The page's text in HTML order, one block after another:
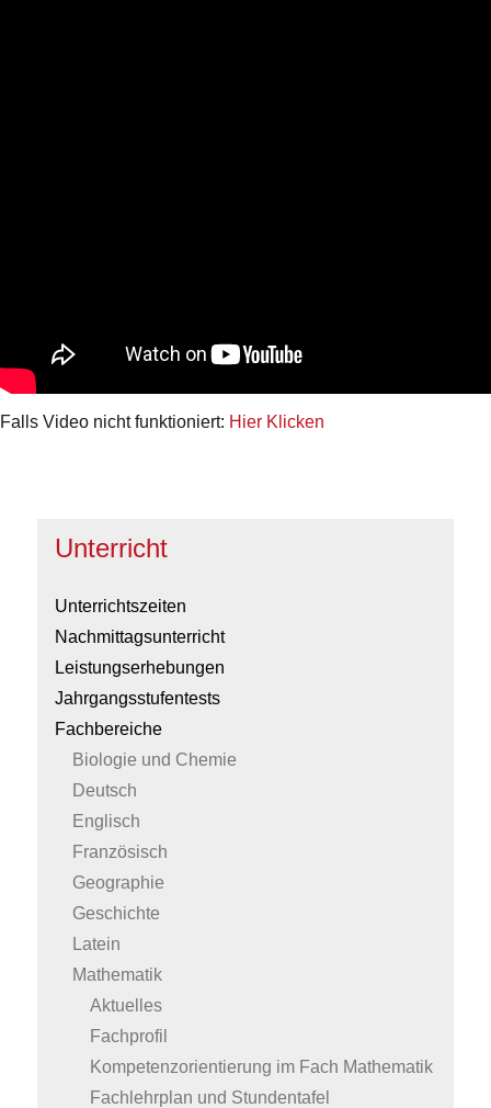
Falls Video nicht funktioniert: Hier Klicken
Unterricht
Unterrichtszeiten
Nachmittagsunterricht
Leistungserhebungen
Jahrgangsstufentests
Fachbereiche
Biologie und Chemie
Deutsch
Englisch
Französisch
Geographie
Geschichte
Latein
Mathematik
Aktuelles
Fachprofil
Kompetenzorientierung im Fach Mathematik
Fachlehrplan und Stundentafel